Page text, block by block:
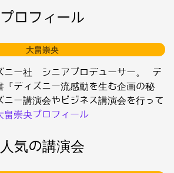
プロフィール
大畠崇央
ニー社 シニアプロデューサー。 デ
『ディズニー流感動を生む企画の秘
ニー講演会やビジネス講演会を行って
畠崇央プロフィール
人気の講演会